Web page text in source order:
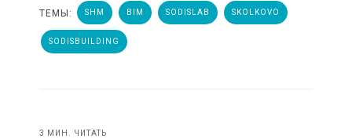
ТЕМЫ: SHM BIM SODISLAB SKOLKOVO
SODISBUILDING
3 МИН. ЧИТАТЬ